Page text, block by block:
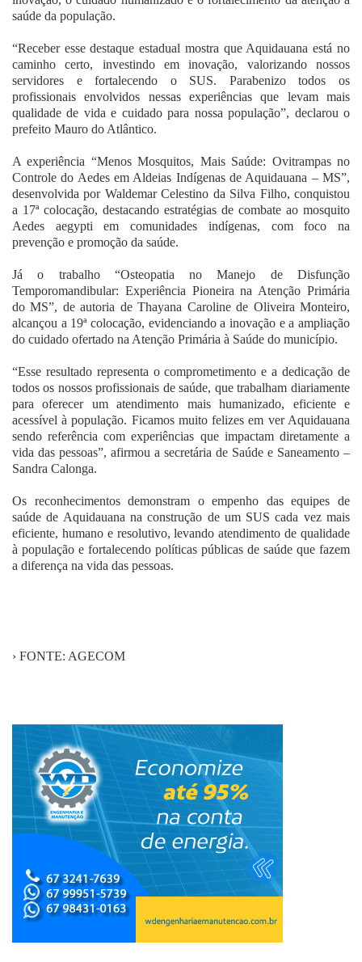
saúde da população.
“Receber esse destaque estadual mostra que Aquidauana está no
caminho certo, investindo em inovação, valorizando nossos
servidores e fortalecendo o SUS. Parabenizo todos os
profissionais envolvidos nessas experiências que levam mais
qualidade de vida e cuidado para nossa população”, declarou o
prefeito Mauro do Atlântico.
A experiência “Menos Mosquitos, Mais Saúde: Ovitrampas no
Controle do Aedes em Aldeias Indígenas de Aquidauana – MS”,
desenvolvida por Waldemar Celestino da Silva Filho, conquistou
a 17ª colocação, destacando estratégias de combate ao mosquito
Aedes aegypti em comunidades indígenas, com foco na
prevenção e promoção da saúde.
Já o trabalho “Osteopatia no Manejo de Disfunção
Temporomandibular: Experiência Pioneira na Atenção Primária
do MS”, de autoria de Thayana Caroline de Oliveira Monteiro,
alcançou a 19ª colocação, evidenciando a inovação e a ampliação
do cuidado ofertado na Atenção Primária à Saúde do município.
“Esse resultado representa o comprometimento e a dedicação de
todos os nossos profissionais de saúde, que trabalham diariamente
para oferecer um atendimento mais humanizado, eficiente e
acessível à população. Ficamos muito felizes em ver Aquidauana
sendo referência com experiências que impactam diretamente a
vida das pessoas”, afirmou a secretária de Saúde e Saneamento –
Sandra Calonga.
Os reconhecimentos demonstram o empenho das equipes de
saúde de Aquidauana na construção de um SUS cada vez mais
eficiente, humano e resolutivo, levando atendimento de qualidade
à população e fortalecendo políticas públicas de saúde que fazem
a diferença na vida das pessoas.
› FONTE: AGECOM